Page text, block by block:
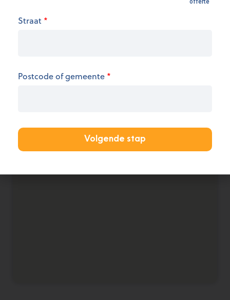
KANTOOR AANMELDEN
Straat *
Postcode of gemeente *
Volgende stap